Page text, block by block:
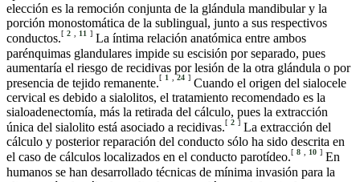
elección es la remoción conjunta de la glándula mandibular y la
porción monostomática de la sublingual, junto a sus respectivos
conductos.[ 2 11 ] La íntima relación anatómica entre ambos
parénquimas glandulares impide su escisión por separado, pues
aumentaría el riesgo de recidivas por lesión de la otra glándula o por
presencia de tejido remanente.[ 1 ,24 ] Cuando el origen del sialocele
cervical es debido a sialolitos, el tratamiento recomendado es la
sialoadenectomía, más la retirada del cálculo, pues la extracción
única del sialolito está asociado a recidivas.[ 2 ] La extracción del
cálculo y posterior reparación del conducto sólo ha sido descrita en
el caso de cálculos localizados en el conducto parotídeo.[ 8 10 ] En
humanos se han desarrollado técnicas de mínima invasión para la